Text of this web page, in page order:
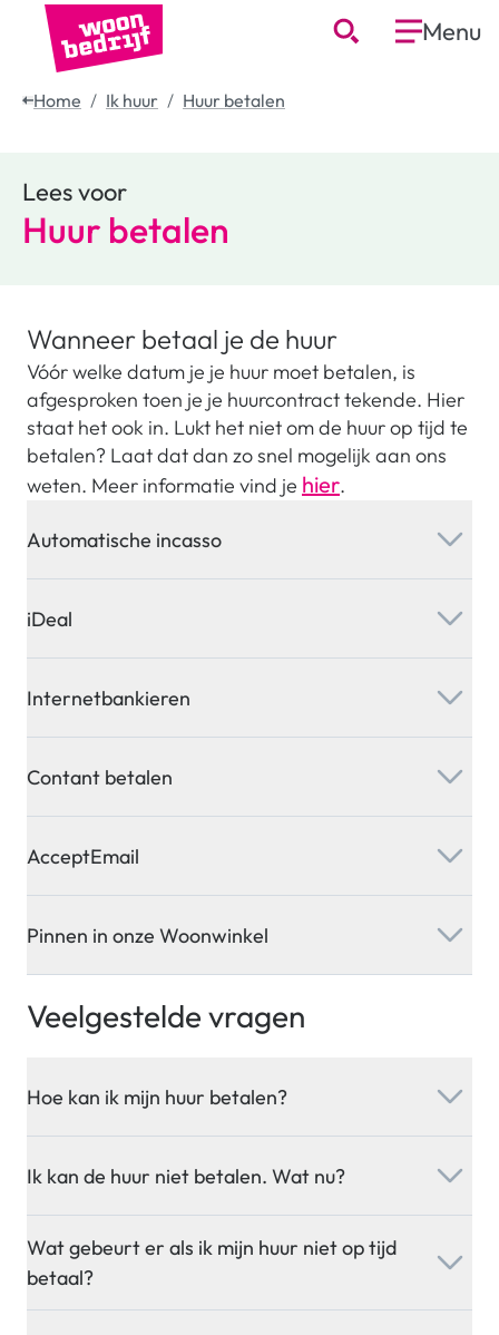
Menu
Home Ik huur Huur betalen
Lees voor
Huur betalen
Wanneer betaal je de huur
Vóór welke datum je je huur moet betalen, is
afgesproken toen je je huurcontract tekende. Hier
staat het ook in. Lukt het niet om de huur op tijd te
betalen? Laat dat dan zo snel mogelijk aan ons
weten. Meer informatie vind je hier.
Automatische incasso
iDeal
Internetbankieren
Contant betalen
AcceptEmail
Pinnen in onze Woonwinkel
Veelgestelde vragen
Hoe kan ik mijn huur betalen?
Ik kan de huur niet betalen. Wat nu?
Wat gebeurt er als ik mijn huur niet op tijd
betaal?